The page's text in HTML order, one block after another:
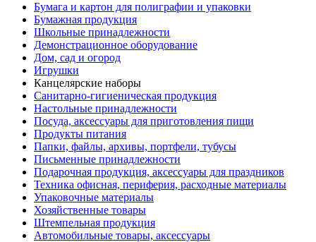
Бумага и картон для полиграфии и упаковки
Бумажная продукция
Школьные принадлежности
Демонстрационное оборудование
Дом, сад и огород
Игрушки
Канцелярские наборы
Санитарно-гигиеническая продукция
Настольные принадлежности
Посуда, аксессуары для приготовления пищи
Продукты питания
Папки, файлы, архивы, портфели, тубусы
Письменные принадлежности
Подарочная продукция, аксессуары для праздников
Техника офисная, периферия, расходные материалы
Упаковочные материалы
Хозяйственные товары
Штемпельная продукция
Автомобильные товары, аксессуары